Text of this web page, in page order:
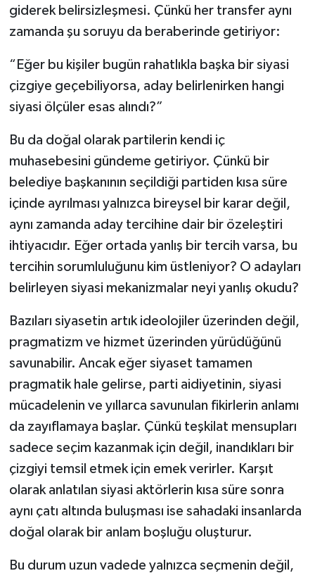
giderek belirsizleşmesi. Çünkü her transfer aynı
zamanda şu soruyu da beraberinde getiriyor:
“Eğer bu kişiler bugün rahatlıkla başka bir siyasi
çizgiye geçebiliyorsa, aday belirlenirken hangi
siyasi ölçüler esas alındı?”
Bu da doğal olarak partilerin kendi iç
muhasebesini gündeme getiriyor. Çünkü bir
belediye başkanının seçildiği partiden kısa süre
içinde ayrılması yalnızca bireysel bir karar değil,
aynı zamanda aday tercihine dair bir özeleştiri
ihtiyacıdır. Eğer ortada yanlış bir tercih varsa, bu
tercihin sorumluluğunu kim üstleniyor? O adayları
belirleyen siyasi mekanizmalar neyi yanlış okudu?
Bazıları siyasetin artık ideolojiler üzerinden değil,
pragmatizm ve hizmet üzerinden yürüdüğünü
savunabilir. Ancak eğer siyaset tamamen
pragmatik hale gelirse, parti aidiyetinin, siyasi
mücadelenin ve yıllarca savunulan fikirlerin anlamı
da zayıflamaya başlar. Çünkü teşkilat mensupları
sadece seçim kazanmak için değil, inandıkları bir
çizgiyi temsil etmek için emek verirler. Karşıt
olarak anlatılan siyasi aktörlerin kısa süre sonra
aynı çatı altında buluşması ise sahadaki insanlarda
doğal olarak bir anlam boşluğu oluşturur.
Bu durum uzun vadede yalnızca seçmenin değil,